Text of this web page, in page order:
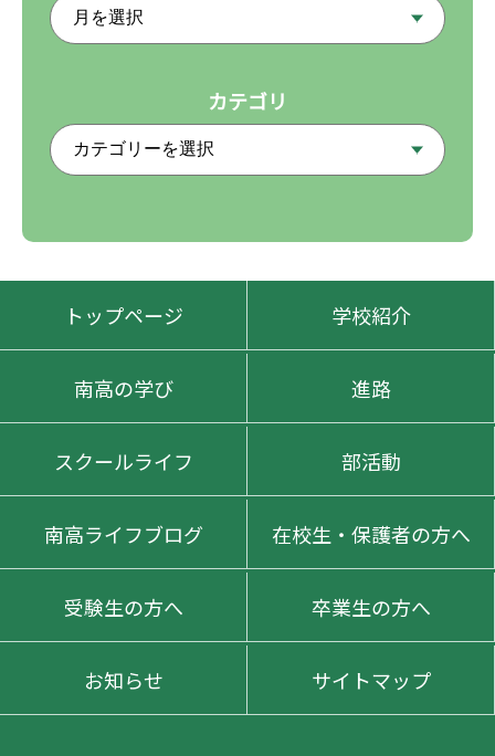
カテゴリ
トップページ 学校紹介
南高の学び 進路
スクールライフ 部活動
南高ライフブログ 在校生・保護者の方へ
受験生の方へ 卒業生の方へ
お知らせ サイトマップ